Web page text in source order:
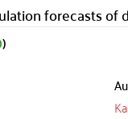
forecasts of
)